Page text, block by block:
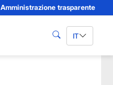
Amministrazione trasparente
cerca IT